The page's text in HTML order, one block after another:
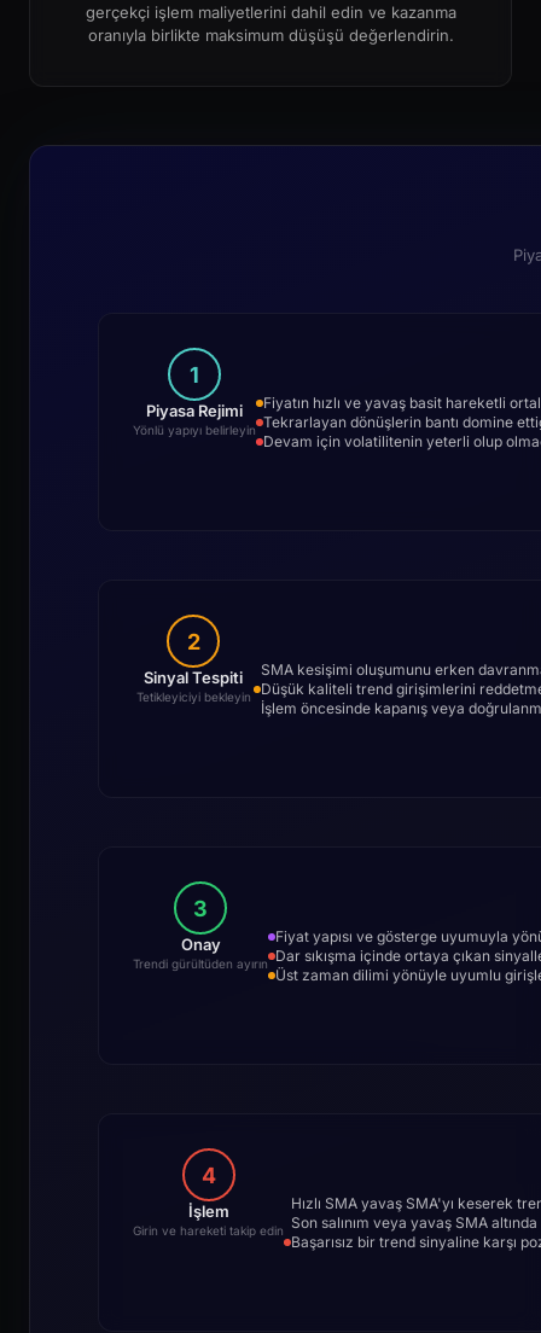
gerçekçi işlem maliyetlerini dahil edin ve kazanma
oranıyla birlikte maksimum düşüşü değerlendirin.
1
Piyasa Rejimi
Yönlü yapıyı belirleyin
Fiyatın hızlı ve yavaş basit hareketli
Tekrarlayan dönüşlerin bantı domine
Devam için volatilitenin yeterli olup
2
Sinyal Tespiti
Tetikleyiciyi bekleyin
SMA kesişimi oluşumunu erken
Düşük kaliteli trend girişimlerini
İşlem öncesinde kapanış veya
3
Onay
Trendi gürültüden ayırın
Fiyat yapısı ve gösterge uyumuyla
Dar sıkışma içinde ortaya çıkan
Üst zaman dilimi yönüyle uyumlu
4
İşlem
Girin ve hareketi takip edin
Hızlı SMA yavaş SMA'yı keserek
Son salınım veya yavaş SMA
Başarısız bir trend sinyaline karşı